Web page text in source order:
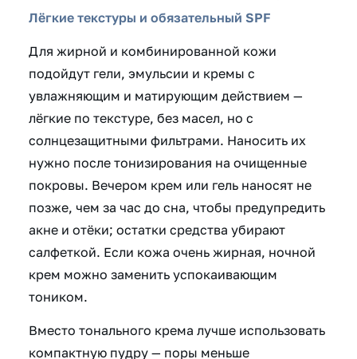
Лёгкие текстуры и обязательный SPF
Для жирной и комбинированной кожи
подойдут гели, эмульсии и кремы с
увлажняющим и матирующим действием —
лёгкие по текстуре, без масел, но с
солнцезащитными фильтрами. Наносить их
нужно после тонизирования на очищенные
покровы. Вечером крем или гель наносят не
позже, чем за час до сна, чтобы предупредить
акне и отёки; остатки средства убирают
салфеткой. Если кожа очень жирная, ночной
крем можно заменить успокаивающим
тоником.
Вместо тонального крема лучше использовать
компактную пудру — поры меньше